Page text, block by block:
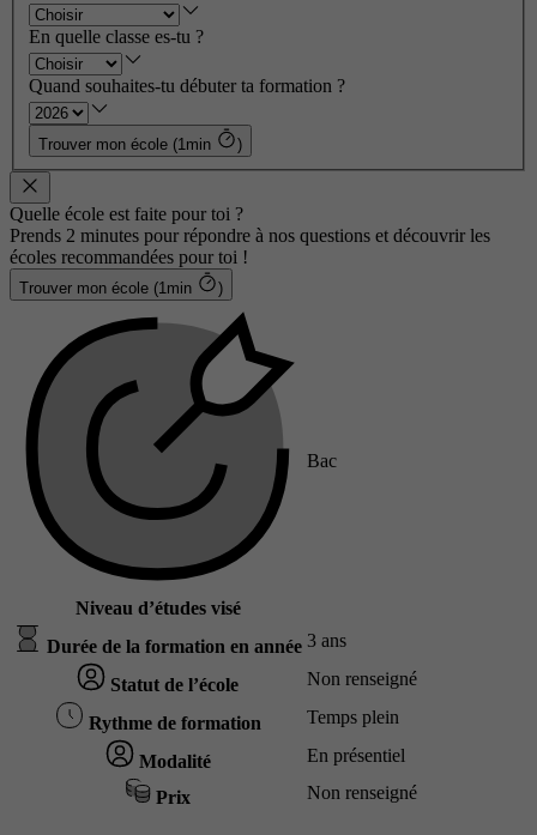
En quelle classe es-tu ?
Quand souhaites-tu débuter ta formation ?
Trouver mon école (1min )
Quelle école est faite pour toi ?
Prends 2 minutes pour répondre à nos questions et découvrir les
écoles recommandées pour toi !
Trouver mon école (1min )
Niveau d’études visé
Bac
Durée de la formation en année 3 ans
Statut de l’école Non renseigné
Rythme de formation Temps plein
Modalité En présentiel
Prix Non renseigné